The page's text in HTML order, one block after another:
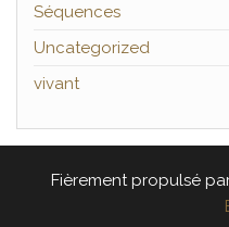
Séquences
Uncategorized
vivant
Fièrement propulsé